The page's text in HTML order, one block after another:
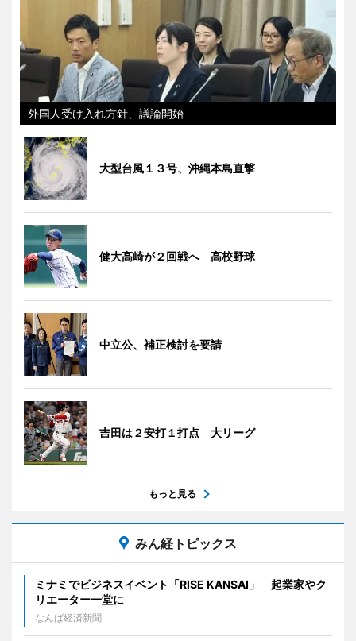
外国人受け入れ方針、議論開始
大型台風１３号、沖縄本島直撃
健大高崎が２回戦へ 高校野球
中立公、補正検討を要請
吉田は２安打１打点 大リーグ
もっと見る
みん経トピックス
ミナミでビジネスイベント「RISE KANSAI」 起業家やク
リエーター一堂に
なんば経済新聞